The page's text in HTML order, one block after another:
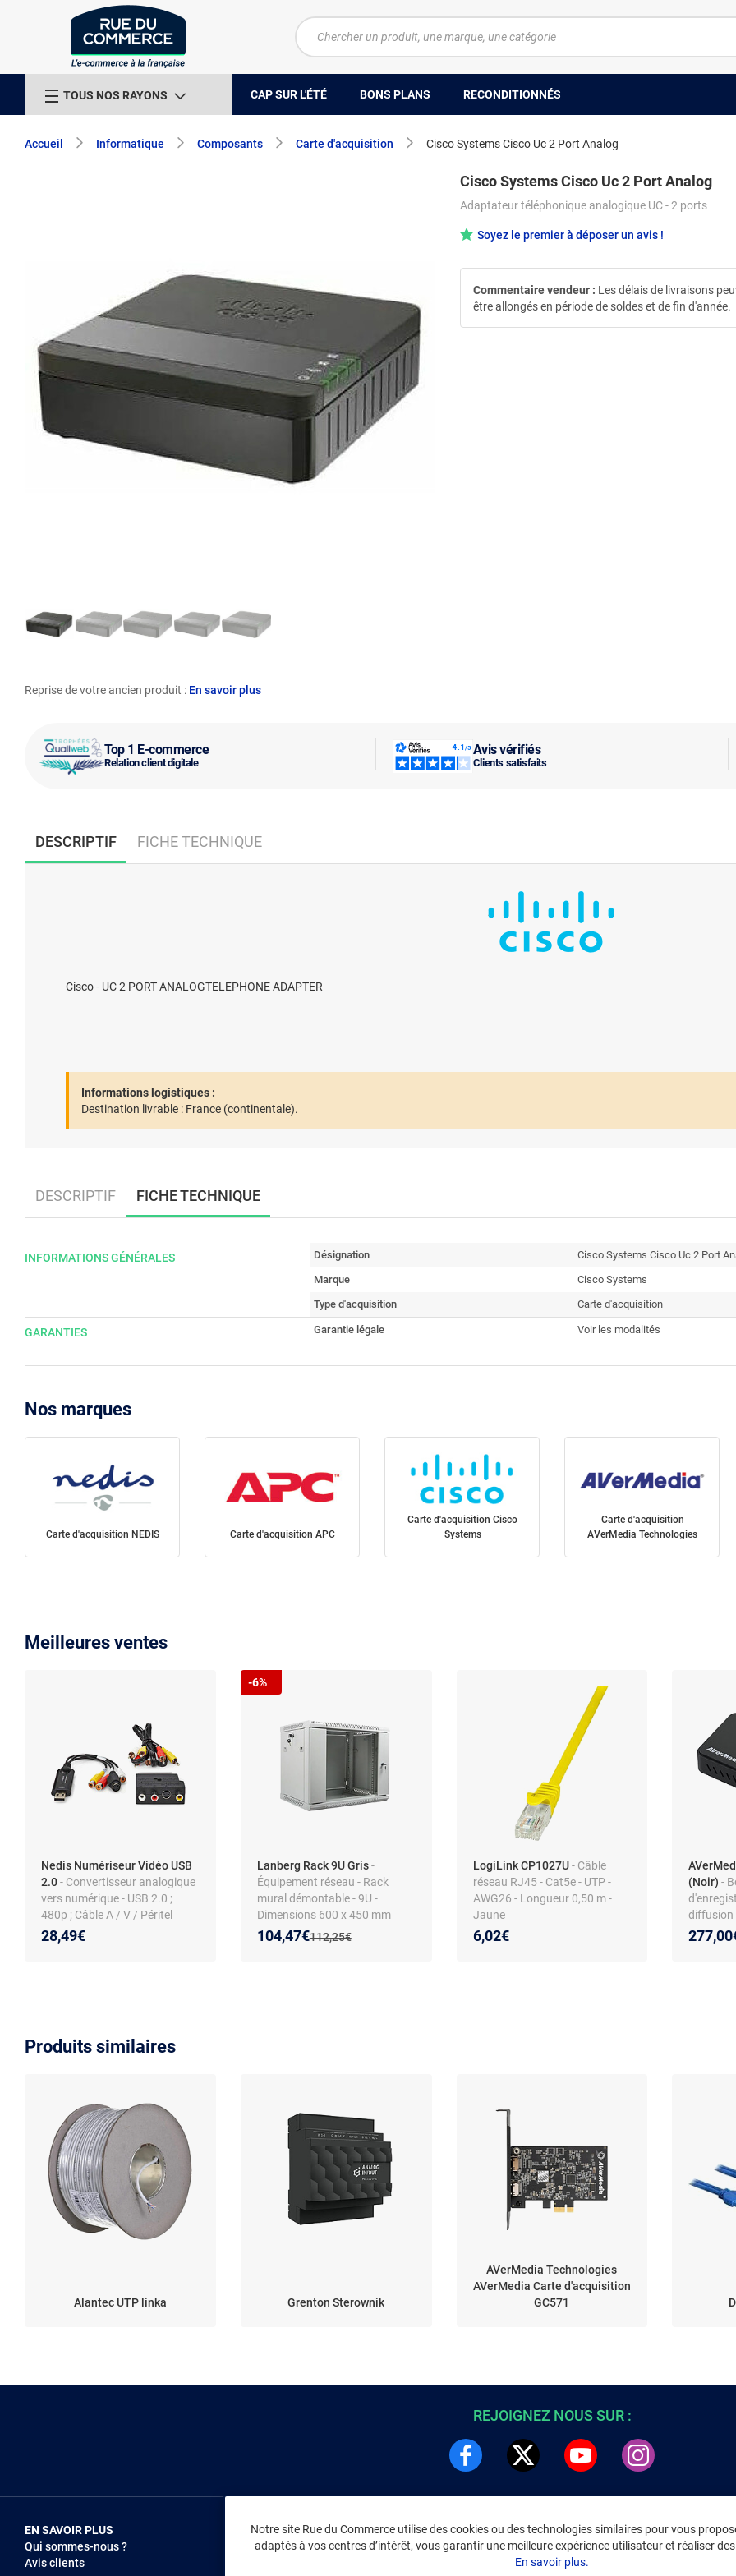
TOUS NOS RAYONS CAP SUR L'ÉTÉ BONS PLANS RECONDITIONNÉS
Accueil Informatique Composants Carte d'acquisition Cisco Systems Cisco Uc 2 Port Analog
Top 1 E-commerce
Relation client digitale
Avis vérifiés
Clients satisfaits
Reprise de votre ancien produit : En savoir plus
Cisco Systems Cisco Uc 2 Port Analog
Adaptateur téléphonique analogique UC - 2 ports
Soyez le premier à déposer un avis !
Commentaire vendeur : Les délais de livraisons
être allongés en période de soldes et de fin d'année.
DESCRIPTIF FICHE TECHNIQUE
Cisco - UC 2 PORT ANALOGTELEPHONE ADAPTER
Informations logistiques :
Destination livrable : France (continentale).
DESCRIPTIF FICHE TECHNIQUE
INFORMATIONS GÉNÉRALES Désignation
Cisco Systems Cisco Uc 2 Port
Marque
Cisco Systems
Type d'acquisition
Carte d'acquisition
GARANTIES Garantie légale Voir les modalités
Nos marques
Carte d'acquisition NEDIS Carte d'acquisition APC
Carte d'acquisition Cisco
Systems
Carte d'acquisition
AVerMedia Technologies
Meilleures ventes
Nedis Numériseur Vidéo USB
2.0- Convertisseur analogique
vers numérique - USB 2.0 ;
480p ; Câble A / V / Péritel
28,49€
Lanberg Rack 9U Gris-
Équipement réseau - Rack
mural démontable - 9U -
Dimensions 600 x 450 mm
Ancien prix :
112,25€
Nouveau prix :
104,47€
Réduction de :
-6%
LogiLink CP1027U- Câble
réseau RJ45 - Cat5e - UTP -
AWG26 - Longueur 0,50 m -
Jaune
6,02€
(Noir)-
diffusion
HD 4K60
Produits similaires
Alantec UTP linka Grenton Sterownik
AVerMedia Technologies
AVerMedia Carte d'acquisition
GC571
Notre site Rue du Commerce utilise des cookies ou des technologies similaires pour vous
adaptés à vos centres d’intérêt, vous garantir une meilleure expérience utilisateur et réaliser
En savoir plus.
REJOIGNEZ NOUS SUR :
EN SAVOIR PLUS
Qui sommes-nous ?
Avis clients
NOUS REJOINDRE
Vendez sur RDC
INFORMATIONS LÉGALES
Environnement
CGV/CGU Marketplace